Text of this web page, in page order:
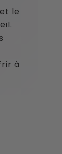
le
à